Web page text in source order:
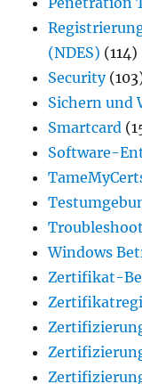
(NDES) (114)
Security
Sichern und
Smartcard
Software-
Windows
Zertifikat-